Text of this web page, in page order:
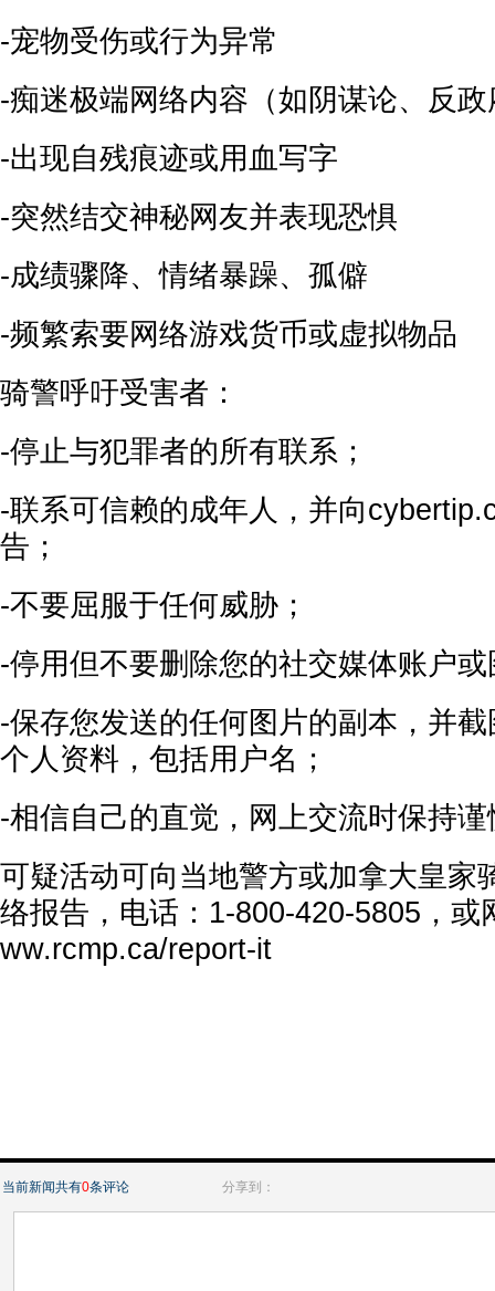
-宠物受伤或行为异常
-痴迷极端网络内容（如阴谋论、反
-出现自残痕迹或用血写字
-突然结交神秘网友并表现恐惧
-成绩骤降、情绪暴躁、孤僻
-频繁索要网络游戏货币或虚拟物品
骑警呼吁受害者：
-停止与犯罪者的所有联系；
-联系可信赖的成年人，并向
告；
-不要屈服于任何威胁；
-停用但不要删除您的社交媒体账户
-保存您发送的任何图片的副本，并
个人资料，包括用户名；
-相信自己的直觉，网上交流时保持谨
可疑活动可向当地警方或加拿大皇家
络报告，电话：1-800-420-5805，或
ww.rcmp.ca/report-it
当前新闻共有0条评论 分享到：